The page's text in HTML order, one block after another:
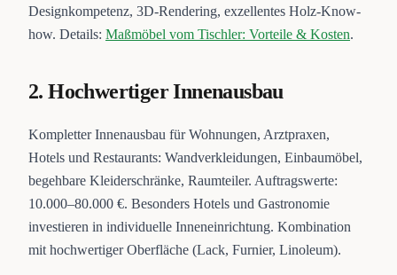
Designkompetenz, 3D-Rendering, exzellentes Holz-Know-
how. Details: Maßmöbel vom Tischler: Vorteile & Kosten.
2. Hochwertiger Innenausbau
Kompletter Innenausbau für Wohnungen, Arztpraxen,
Hotels und Restaurants: Wandverkleidungen, Einbaumöbel,
begehbare Kleiderschränke, Raumteiler. Auftragswerte:
10.000–80.000 €. Besonders Hotels und Gastronomie
investieren in individuelle Inneneinrichtung. Kombination
mit hochwertiger Oberfläche (Lack, Furnier, Linoleum).